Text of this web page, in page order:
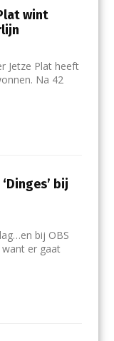
wint
Jetze Plat heeft
Na 42
bij
bij OBS
want er gaat